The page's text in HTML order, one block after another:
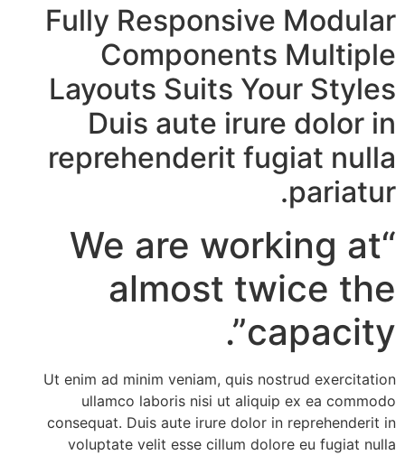
Fully Responsive Modular
Components Multiple
Layouts Suits Your Styles
Duis aute irure dolor in
reprehenderit fugiat nulla
pariatur.
“We are working at
almost twice the
capacity”.
Ut enim ad minim veniam, quis nostrud exercitation
ullamco laboris nisi ut aliquip ex ea commodo
consequat. Duis aute irure dolor in reprehenderit in
voluptate velit esse cillum dolore eu fugiat nulla